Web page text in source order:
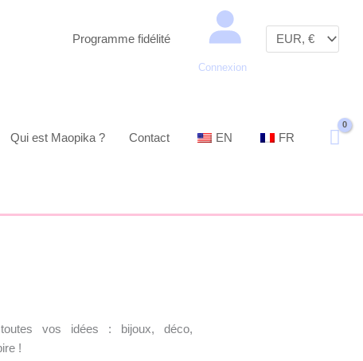
Programme fidélité
Connexion
Qui est Maopika ? Contact EN FR
vos idées : bijoux, déco,
!
Recherche